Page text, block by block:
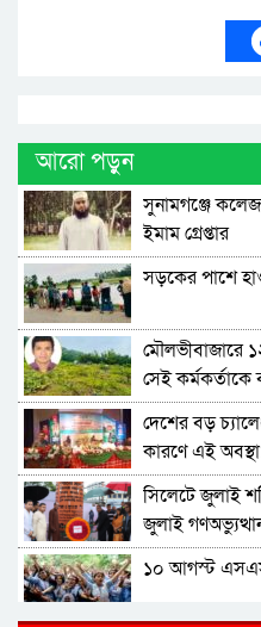
আরো পড়ুন
সুনামগঞ্জে
ইমাম গ্রেপ্তার
সড়কের পাশে
মৌলভীবাজারে
সেই কর্মকর্তাকে
দেশের বড়
কারণে এই অবস্থা:
সিলেটে জুলাই
জুলাই
১০ আগস্ট